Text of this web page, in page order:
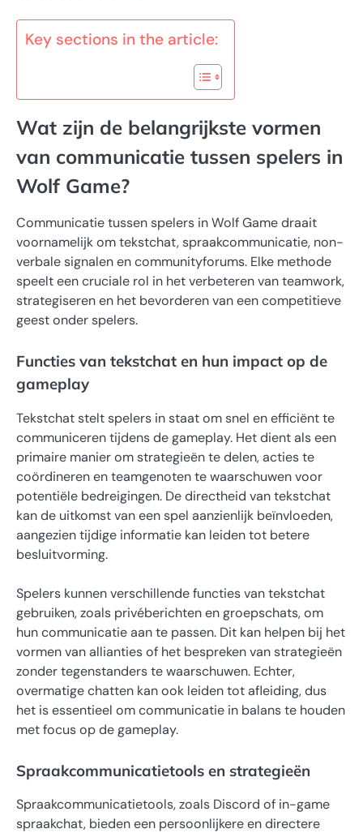
Key sections in the article:
Wat zijn de belangrijkste vormen
van communicatie tussen spelers in
Wolf Game?
Communicatie tussen spelers in Wolf Game draait
voornamelijk om tekstchat, spraakcommunicatie, non-
verbale signalen en communityforums. Elke methode
speelt een cruciale rol in het verbeteren van teamwork,
strategiseren en het bevorderen van een competitieve
geest onder spelers.
Functies van tekstchat en hun impact op de
gameplay
Tekstchat stelt spelers in staat om snel en efficiënt te
communiceren tijdens de gameplay. Het dient als een
primaire manier om strategieën te delen, acties te
coördineren en teamgenoten te waarschuwen voor
potentiële bedreigingen. De directheid van tekstchat
kan de uitkomst van een spel aanzienlijk beïnvloeden,
aangezien tijdige informatie kan leiden tot betere
besluitvorming.
Spelers kunnen verschillende functies van tekstchat
gebruiken, zoals privéberichten en groepschats, om
hun communicatie aan te passen. Dit kan helpen bij het
vormen van allianties of het bespreken van strategieën
zonder tegenstanders te waarschuwen. Echter,
overmatige chatten kan ook leiden tot afleiding, dus
het is essentieel om communicatie in balans te houden
met focus op de gameplay.
Spraakcommunicatietools en strategieën
Spraakcommunicatietools, zoals Discord of in-game
spraakchat, bieden een persoonlijkere en directere